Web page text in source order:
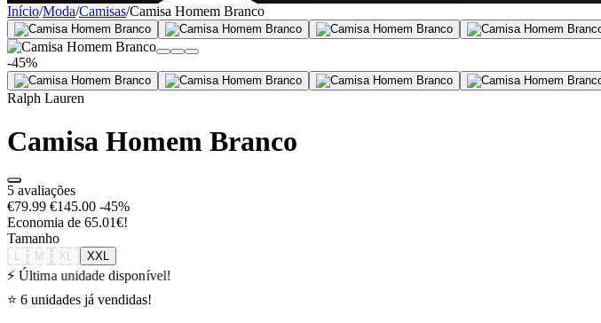
SINCE 2005
+de 36.000 reviews
Início/Moda/Camisas/Camisa Homem Branco
-45%
Ralph Lauren
Camisa Homem Branco
5 avaliações
€79.99 €145.00 -45%
Economia de 65.01€!
Tamanho
M XL XXL
⚡ Última unidade disponível!
⭐ 6 unidades já vendidas!